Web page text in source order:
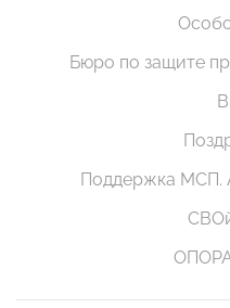
Бюро по защите
Поддержка МСП.